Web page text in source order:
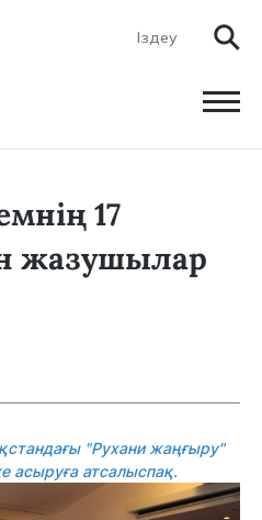
17
жазушылар
"Рухани жаңғыру"
асыруға атсалыспақ.